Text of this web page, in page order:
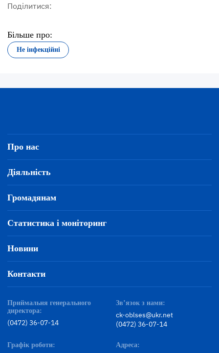
Поділитися:
Більше про:
Не інфекційні
Про нас
Діяльність
Громадянам
Статистика і моніторинг
Новини
Контакти
Приймальня генерального
директора:
(0472) 36-07-14
Зв’язок з нами:
ck-oblses@ukr.net
(0472) 36-07-14
Графік роботи: Адреса: